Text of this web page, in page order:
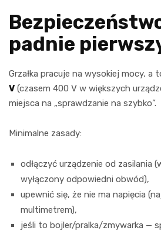
padnie
Grzałka pracuje na wysokiej mocy, a
V (czasem 400 V w większych
miejsca na „sprawdzanie na szybko”.
Minimalne zasady:
odłączyć urządzenie od zasilania
wyłączony odpowiedni obwód),
upewnić się, że nie ma napięcia
multimetrem),
jeśli to bojler/pralka/zmywarka —